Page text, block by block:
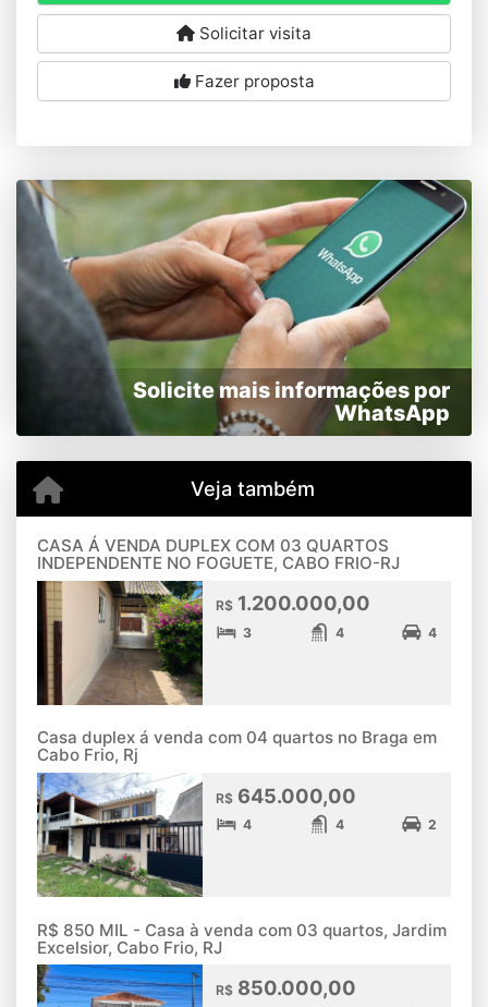
Solicitar visita
Fazer proposta
Solicite mais informações por
WhatsApp
Veja também
CASA Á VENDA DUPLEX COM 03 QUARTOS
INDEPENDENTE NO FOGUETE, CABO FRIO-RJ
R$ 1.200.000,00
3 4 4
Casa duplex á venda com 04 quartos no Braga em
Cabo Frio, Rj
R$ 645.000,00
4 4 2
R$ 850 MIL - Casa à venda com 03 quartos, Jardim
Excelsior, Cabo Frio, RJ
R$ 850.000,00